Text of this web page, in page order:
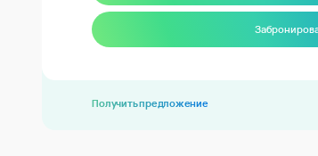
Получить предложение